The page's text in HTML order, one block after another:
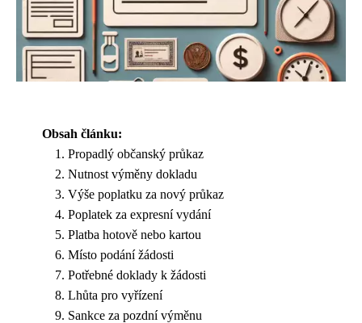
Obsah článku:
Propadlý občanský průkaz
Nutnost výměny dokladu
Výše poplatku za nový průkaz
Poplatek za expresní vydání
Platba hotově nebo kartou
Místo podání žádosti
Potřebné doklady k žádosti
Lhůta pro vyřízení
Sankce za pozdní výměnu